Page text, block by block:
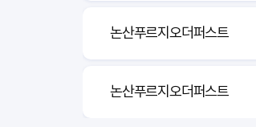
연무 푸르지오
옥천역금호어울림더퍼스트